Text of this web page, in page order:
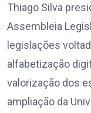
Thiago Silva
Assembleia
legislações
alfabetização
valorização dos
ampliação da